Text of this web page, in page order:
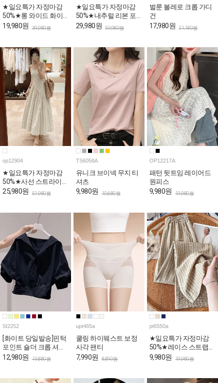
★일요특가 자정마감
50%★롱 와이드 화이
트 코튼 팬츠
19,980원 39,980원
★일요특가 자정마감
50%★내추럴 리본 포
인트 A라인 데일리 스
29,980원 59,980원
벌룬 볼레로 크롭 가디
건
17,980원 21,180원
op12904
★일요특가 자정마감
50%★사선 스트라이프
스퀘어 나시 원피스
25,980원 51,980원
TS6058A
유니크 브이넥 무지 티
셔츠
9,980원 10,680원
OP12217A
패턴 뒷트임 레이어드
원피스
9,980원 19,980원
SI2252
[화이트 당일발송]핀턱
포인트 숄더 크롭 셔츠
[상황에따라 변신!셔츠
12,980원 13,880원
upt465a
쿨링 하이웨스트 보정
사각 팬티
7,990원 8,890원
pt6550a
★일요특가 자정마감
50%★레이스 스트랩
내추럴 밴딩 팬츠
9,980원 19,980원